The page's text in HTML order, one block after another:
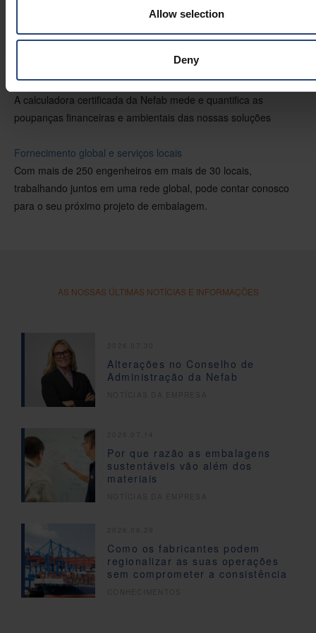
Allow selection
Deny
Embalagens concebidas para cadeias de abastecimento
GreenCalc
A calculadora certificada da Nefab mede e quantifica as
poupanças financeiras e ambientais das nossas soluções
Fornecimento global e serviços locais
Com mais de 250 engenheiros em mais de 30 locais,
trabalhando juntos em uma rede global, pode contar conosco
para o seu próximo projeto de embalagem.
AS NOSSAS ÚLTIMAS NOTÍCIAS E INFORMAÇÕES
Alterações no Conselho de
Administração da Nefab
Por que razão as embalagens
sustentáveis vão além dos
materiais
Como os fabricantes podem
regionalizar as suas operações
sem comprometer a consistência